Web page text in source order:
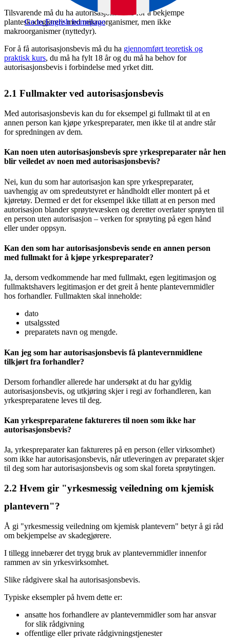
Go to English homepage
Tilsvarende må du ha autorisasjonsbevis for å bekjempe
planteskadegjørere med mikroorganismer, men ikke
makroorganismer (nyttedyr).
For å få autorisasjonsbevis må du ha gjennomført teoretisk og
praktisk kurs, du må ha fylt 18 år og du må ha behov for
autorisasjonsbevis i forbindelse med yrket ditt.
2.1 Fullmakter ved autorisasjonsbevis
Med autorisasjonsbevis kan du for eksempel gi fullmakt til at en
annen person kan kjøpe yrkespreparater, men ikke til at andre står
for spredningen av dem.
Kan noen uten autorisasjonsbevis spre yrkespreparater når hen
blir veiledet av noen med autorisasjonsbevis?
Nei, kun du som har autorisasjon kan spre yrkespreparater,
uavhengig av om spredeutstyret er håndholdt eller montert på et
kjøretøy. Dermed er det for eksempel ikke tillatt at en person med
autorisasjon blander sprøytevæsken og deretter overlater sprøyten til
en person uten autorisasjon – verken for sprøyting på egen hånd
eller under oppsyn.
Kan den som har autorisasjonsbevis sende en annen person
med fullmakt for å kjøpe yrkespreparater?
Ja, dersom vedkommende har med fullmakt, egen legitimasjon og
fullmaktshavers legitimasjon er det greit å hente plantevernmidler
hos forhandler. Fullmakten skal inneholde:
dato
utsalgssted
preparatets navn og mengde.
Kan jeg som har autorisasjonsbevis få plantevernmidlene
tilkjørt fra forhandler?
Dersom forhandler allerede har undersøkt at du har gyldig
autorisasjonsbevis, og utkjøring skjer i regi av forhandleren, kan
yrkespreparatene leves til deg.
Kan yrkespreparatene faktureres til noen som ikke har
autorisasjonsbevis?
Ja, yrkespreparater kan faktureres på en person (eller virksomhet)
som ikke har autorisasjonsbevis, når utleveringen av preparatet skjer
til deg som har autorisasjonsbevis og som skal foreta sprøytingen.
2.2 Hvem gir "yrkesmessig veiledning om kjemisk
plantevern"?
Å gi "yrkesmessig veiledning om kjemisk plantevern" betyr å gi råd
om bekjempelse av skadegjørere.
I tillegg innebærer det trygg bruk av plantevernmidler innenfor
rammen av sin yrkesvirksomhet.
Slike rådgivere skal ha autorisasjonsbevis.
Typiske eksempler på hvem dette er:
ansatte hos forhandlere av plantevernmidler som har ansvar
for slik rådgivning
offentlige eller private rådgivningstjenester